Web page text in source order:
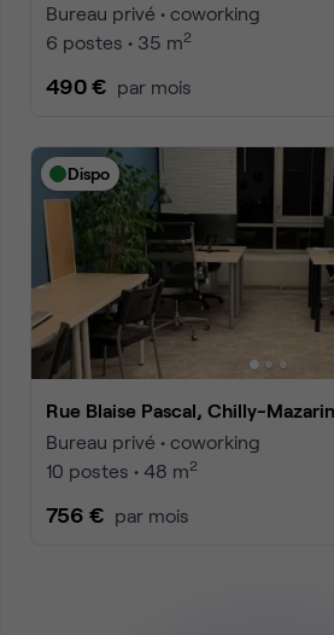
Bureau privé • coworking
6 postes • 35 m2
490 € par mois
Dispo
Rue Blaise Pascal, Chilly-Mazarin
Bureau privé • coworking
10 postes • 48 m2
756 € par mois